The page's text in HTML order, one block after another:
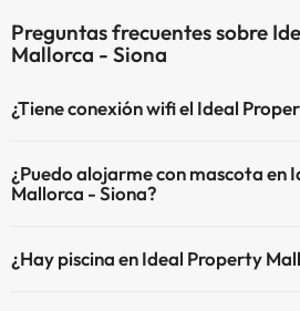
Preguntas frecuentes sobre
Mallorca - Siona
¿Tiene conexión wifi el Ideal
¿Puedo alojarme con mascota en
Mallorca - Siona?
¿Hay piscina en Ideal Property